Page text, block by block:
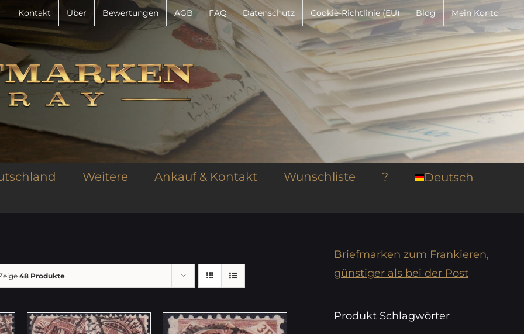
Kontakt Über Bewertungen AGB FAQ Datenschutz Cookie-Richtlinie (EU) Blog Mein Konto
Weitere Ankauf & Kontakt Wunschliste ? Deutsch
48 Produkte
Briefmarken zum Frankieren,
günstiger als bei der Post
Produkt Schlagwörter